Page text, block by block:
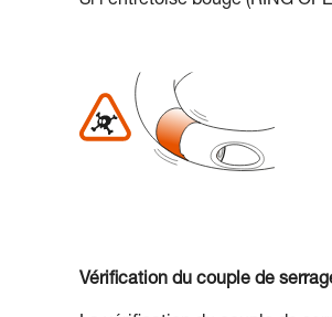
Vérification du couple de